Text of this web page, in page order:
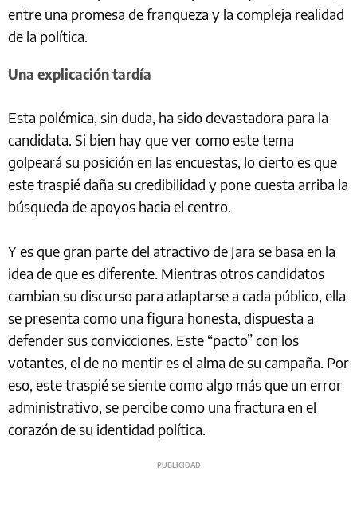
entre una promesa de franqueza y la compleja realidad
de la política.
Una explicación tardía
Esta polémica, sin duda, ha sido devastadora para la
candidata. Si bien hay que ver como este tema
golpeará su posición en las encuestas, lo cierto es que
este traspié daña su credibilidad y pone cuesta arriba la
búsqueda de apoyos hacia el centro.
Y es que gran parte del atractivo de Jara se basa en la
idea de que es diferente. Mientras otros candidatos
cambian su discurso para adaptarse a cada público, ella
se presenta como una figura honesta, dispuesta a
defender sus convicciones. Este “pacto” con los
votantes, el de no mentir es el alma de su campaña. Por
eso, este traspié se siente como algo más que un error
administrativo, se percibe como una fractura en el
corazón de su identidad política.